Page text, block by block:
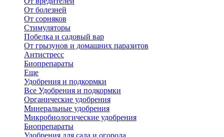
От болезней
От сорняков
Стимуляторы
Побелка и садовый вар
От грызунов и домашних паразитов
Антистресс
Биопрепараты
Еще
Удобрения и подкормки
Все Удобрения и подкормки
Органические удобрения
Минеральные удобрения
Микробиологические удобрения
Биопрепараты
Удобрения для сада и огорода